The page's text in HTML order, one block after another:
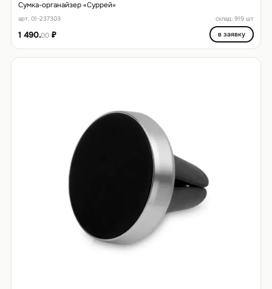
Сумка-органайзер «Суррей»
арт. 01-237303 склад: 919 шт
1 490.00₽ в заявку